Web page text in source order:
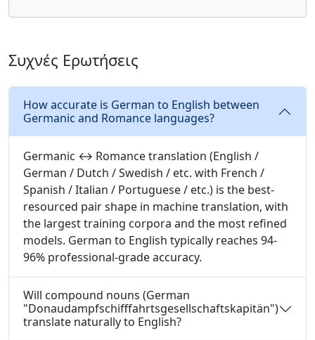
Συχνές Ερωτήσεις
How accurate is German to English between
Germanic and Romance languages?
Germanic ↔ Romance translation (English /
German / Dutch / Swedish / etc. with French /
Spanish / Italian / Portuguese / etc.) is the best-
resourced pair shape in machine translation, with
the largest training corpora and the most refined
models. German to English typically reaches 94-
96% professional-grade accuracy.
Will compound nouns (German
"Donaudampfschifffahrtsgesellschaftskapitän")
translate naturally to English?